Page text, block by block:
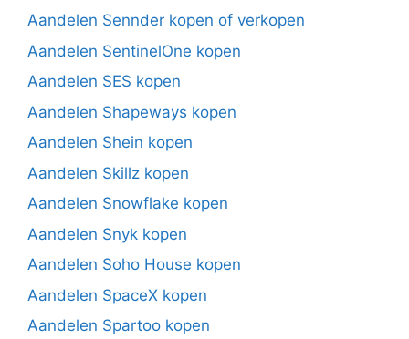
Aandelen Sennder kopen of verkopen
Aandelen SentinelOne kopen
Aandelen SES kopen
Aandelen Shapeways kopen
Aandelen Shein kopen
Aandelen Skillz kopen
Aandelen Snowflake kopen
Aandelen Snyk kopen
Aandelen Soho House kopen
Aandelen SpaceX kopen
Aandelen Spartoo kopen